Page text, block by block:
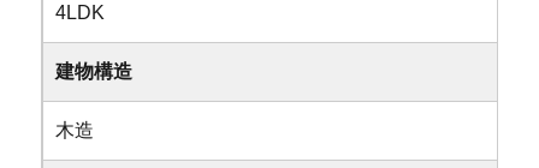
4LDK
建物構造
木造